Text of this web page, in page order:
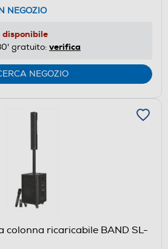
NEGOZIO
disponibile
gratuito: verifica
NEGOZIO
colonna ricaricabile BAND SL-